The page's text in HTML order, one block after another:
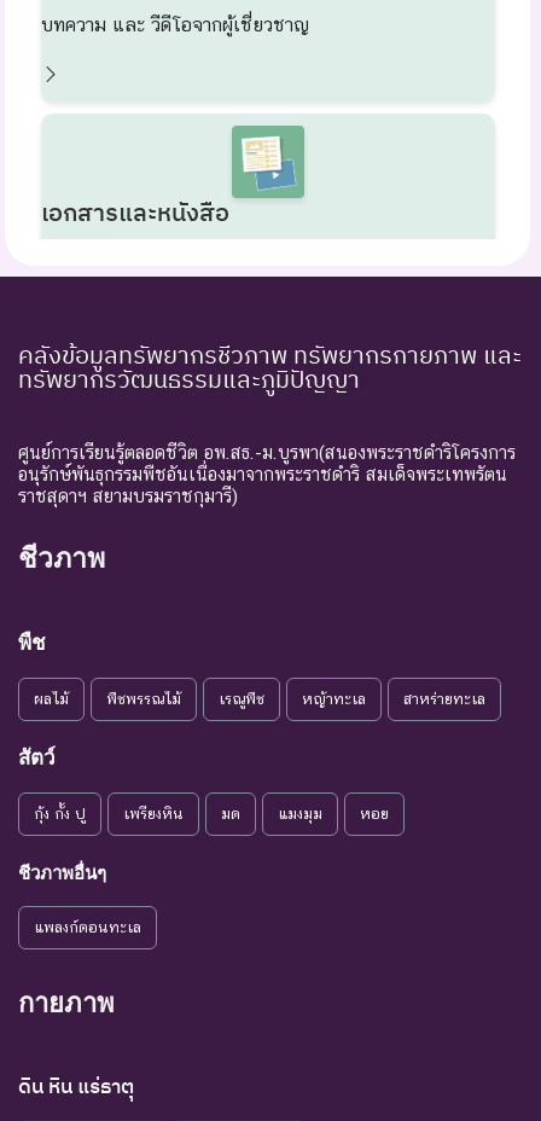
บทความ และ วีดีโอจากผู้เชี่ยวชาญ
เอกสารและหนังสือ
บทความวิจัย รายงานวิจัย เอกสาร และงานวิจัยที่เกี่ยวข้อง
แผนที่การกระจาย
แผนที่การกระจายตัวอย่างสิ่งมีชีวิตในประเทศไทย
RSPG-Kids
ทรัพยากรธรรมชาติในท้องถิ่นผ่านรูปภาพและเกมส์ทดสอบ
ความรู้จากการสังเกต
คลังข้อมูลทรัพยากรชีวภาพ ทรัพยากรกายภาพ และ
ทรัพยากรวัฒนธรรมและภูมิปัญญา
ศูนย์การเรียนรู้ตลอดชีวิต อพ.สธ.-ม.บูรพา(สนองพระราชดำริโครงการ
อนุรักษ์พันธุกรรมพืชอันเนื่องมาจากพระราชดำริ สมเด็จพระเทพรัตน
ราชสุดาฯ สยามบรมราชกุมารี)
ชีวภาพ
พืช
ผลไม้ พืชพรรณไม้ เรณูพืช หญ้าทะเล สาหร่ายทะเล
สัตว์
กุ้ง กั้ง ปู เพรียงหิน มด แมงมุม หอย
ชีวภาพอื่นๆ
แพลงก์ตอนทะเล
กายภาพ
ดิน หิน แร่ธาตุ